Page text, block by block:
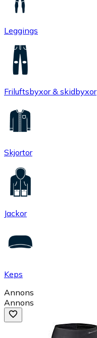
Leggings
Friluftsbyxor & skidbyxor
Skjortor
Jackor
Keps
Annons
Annons